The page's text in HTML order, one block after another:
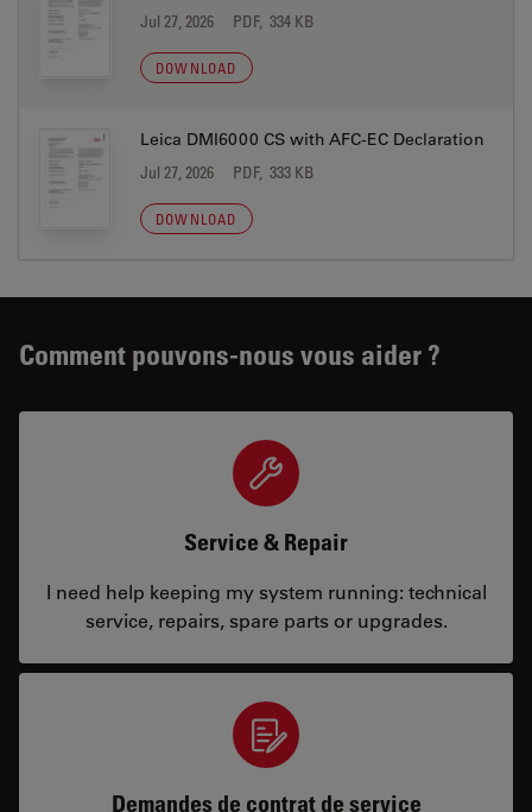
Jul 27, 2026 PDF, 334 KB
DOWNLOAD
Leica DMI6000 CS with AFC-EC Declaration
Jul 27, 2026 PDF, 333 KB
DOWNLOAD
Comment pouvons-nous vous aider ?
Service & Repair
I need help keeping my system running: technical
service, repairs, spare parts or upgrades.
Demandes de contrat de service